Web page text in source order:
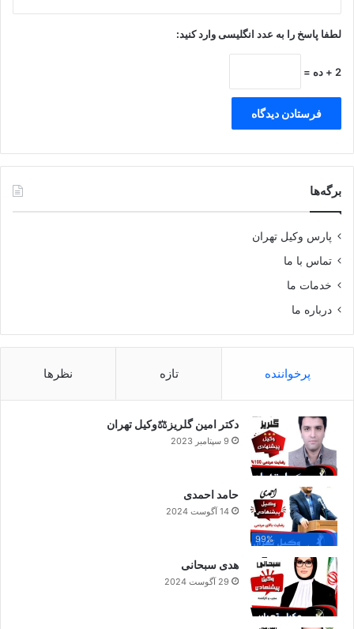
لطفا پاسخ را به عدد انگلیسی وارد کنید:
2 + ده =
برگه‌ها
پارس وکیل تهران
تماس با ما
خدمات ما
درباره ما
پرخواننده تازه نظرها
دکتر امین گلریز⚖️وکیل تهران
9 سپتامبر 2023
99%
حامد احمدی
14 آگوست 2024
هدی سبحانی
29 آگوست 2024